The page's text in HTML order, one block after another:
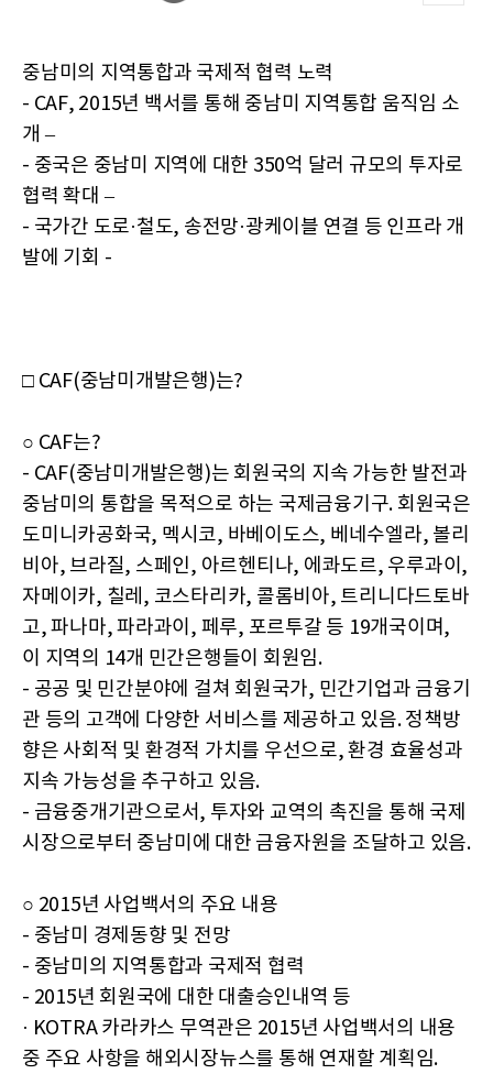
중남미의 지역통합과 국제적 협력 노력
- CAF, 2015년 백서를 통해 중남미 지역통합 움직임 소
개 –
- 중국은 중남미 지역에 대한 350억 달러 규모의 투자로
협력 확대 –
- 국가간 도로·철도, 송전망·광케이블 연결 등 인프라 개
발에 기회 -
□ CAF(중남미개발은행)는?
○ CAF는?
- CAF(중남미개발은행)는 회원국의 지속 가능한 발전과
중남미의 통합을 목적으로 하는 국제금융기구. 회원국은
도미니카공화국, 멕시코, 바베이도스, 베네수엘라, 볼리
비아, 브라질, 스페인, 아르헨티나, 에콰도르, 우루과이,
자메이카, 칠레, 코스타리카, 콜롬비아, 트리니다드토바
고, 파나마, 파라과이, 페루, 포르투갈 등 19개국이며,
이 지역의 14개 민간은행들이 회원임.
- 공공 및 민간분야에 걸쳐 회원국가, 민간기업과 금융기
관 등의 고객에 다양한 서비스를 제공하고 있음. 정책방
향은 사회적 및 환경적 가치를 우선으로, 환경 효율성과
지속 가능성을 추구하고 있음.
- 금융중개기관으로서, 투자와 교역의 촉진을 통해 국제
시장으로부터 중남미에 대한 금융자원을 조달하고 있음.
○ 2015년 사업백서의 주요 내용
- 중남미 경제동향 및 전망
- 중남미의 지역통합과 국제적 협력
- 2015년 회원국에 대한 대출승인내역 등
· KOTRA 카라카스 무역관은 2015년 사업백서의 내용
중 주요 사항을 해외시장뉴스를 통해 연재할 계획임.